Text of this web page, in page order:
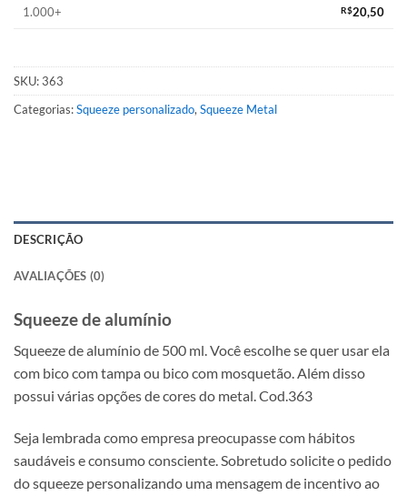
1.000+ R$20,50
SKU:363
Categorias:Squeeze personalizado, Squeeze Metal
DESCRIÇÃO
AVALIAÇÕES (0)
Squeeze de alumínio
Squeeze de alumínio de 500 ml. Você escolhe se quer usar ela
com bico com tampa ou bico com mosquetão. Além disso
possui várias opções de cores do metal. Cod.363
Seja lembrada como empresa preocupasse com hábitos
saudáveis e consumo consciente. Sobretudo solicite o pedido
do squeeze personalizando uma mensagem de incentivo ao